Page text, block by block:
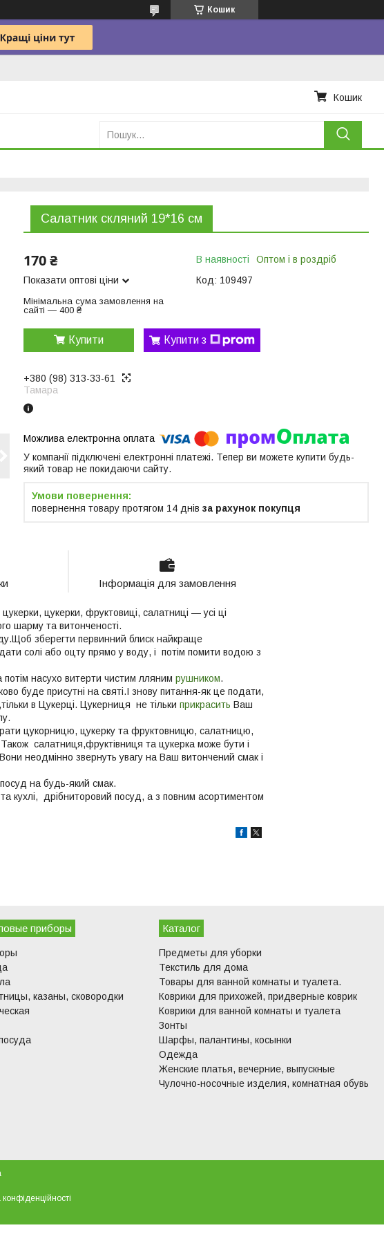
Кошик
Кошик
Салатник скляний 19*16 см
170 ₴
Показати оптові ціни
Мінімальна сума замовлення на
сайті — 400 ₴
В наявності
Оптом і в роздріб
Код: 109497
Купити Купити з
+380 (98) 313-33-61
Тамара
У компанії підключені електронні платежі. Тепер ви можете купити будь-
який товар не покидаючи сайту.
повернення товару протягом 14 днів за рахунок покупця
Інформація для замовлення
цукерки, фруктовиці, салатниці — усі ці
шарму та витонченості.
зберегти первинний блиск найкраще
солі або оцту прямо у воду, і потім помити водою з
насухо витерти чистим лляним рушником.
буде присутні на святі.І знову питання-як це подати,
в Цукерці. Цукерниця не тільки прикрасить Ваш
цукорницю, цукерку та фруктовницю, салатницю,
салатниця,фруктівниця та цукерка може бути і
неодмінно звернуть увагу на Ваш витончений смак і
на будь-який смак.
кухлі, дрібниторовий посуд, а з повним асортиментом
приборы
казаны, сковородки
Каталог
Предметы для уборки
Текстиль для дома
Товары для ванной комнаты и туалета.
Коврики для прихожей, придверные коврик
Коврики для ванной комнаты и туалета
Зонты
Шарфы, палантины, косынки
Одежда
Женские платья, вечерние, выпускные
Чулочно-носочные изделия, комнатная обувь
конфіденційності